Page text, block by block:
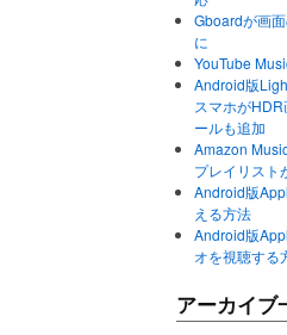
Gboardが画
に
YouTube
Android版
スマホが
ールも追加
Amazon
プレイリスト
Android版
える方法
Android版
オを視聴する
アーカイブ